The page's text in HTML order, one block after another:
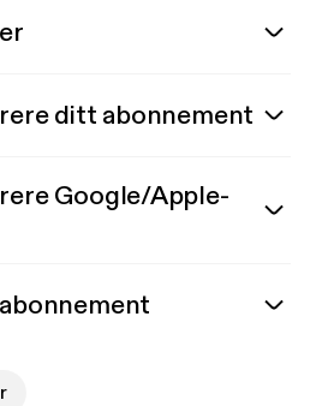
ditt abonnement
Google/Apple-